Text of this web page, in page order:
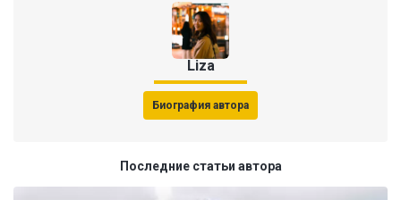
Liza
Биография автора
Последние статьи автора